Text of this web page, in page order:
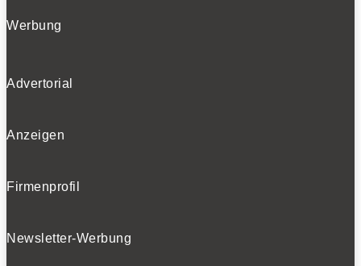
Werbung
Advertorial
Anzeigen
Firmenprofil
Newsletter-Werbung